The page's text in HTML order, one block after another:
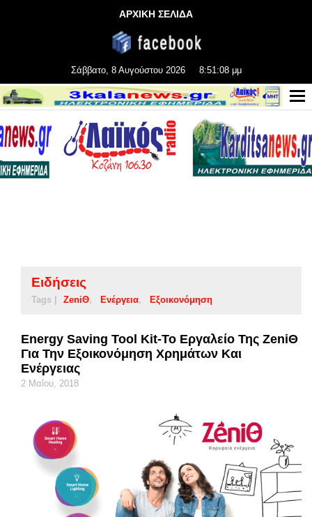
ΑΡΧΙΚΗ ΣΕΛΙΔΑ
Σάββατο, 8 Αυγούστου 2026 8:51:08 μμ
Ειδήσεις
Tags | ZeniΘ Ενέργεια Εξοικονόμηση
Energy Saving Tool Kit-Το Εργαλείο Της ZeniΘ
Για Την Εξοικονόμηση Χρημάτων Και
Ενέργειας
2 Μαΐου, 2018